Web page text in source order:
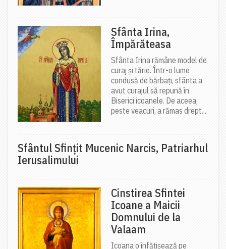
Sfânta Irina,
Împărăteasa
Sfânta Irina rămâne model de
curaj și tărie. Într-o lume
condusă de bărbați, sfânta a
avut curajul să repună în
Biserici icoanele. De aceea,
peste veacuri, a rămas drept...
Sfântul Sfinţit Mucenic Narcis, Patriarhul
Ierusalimului
Cinstirea Sfintei
Icoane a Maicii
Domnului de la
Valaam
Icoana o înfățișează pe